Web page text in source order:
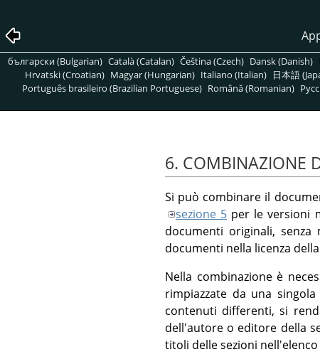
български (Bulgarian) Català (Catalan) Čeština (Czech) Dansk (Danish)
Hrvatski (Croatian) Magyar (Hungarian) Italiano (Italian) 日本語
Português brasileiro (Brazilian Portuguese) Română (Romanian)
6. COMBINAZIONE
Si può combinare il
sezione 5 per le versioni
documenti originali,
documenti nella licenza
Nella combinazione è
rimpiazzate da una
contenuti differenti, si
dell'autore o editore della
titoli delle sezioni